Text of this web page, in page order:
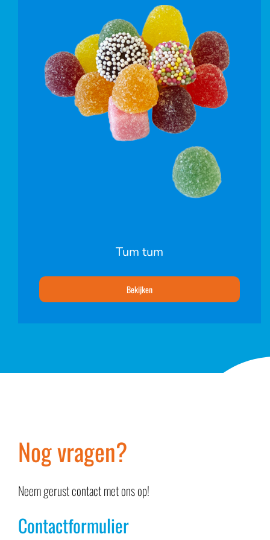
Tum tum
Bekijken
Nog vragen?
Neem gerust contact met ons op!
Contactformulier